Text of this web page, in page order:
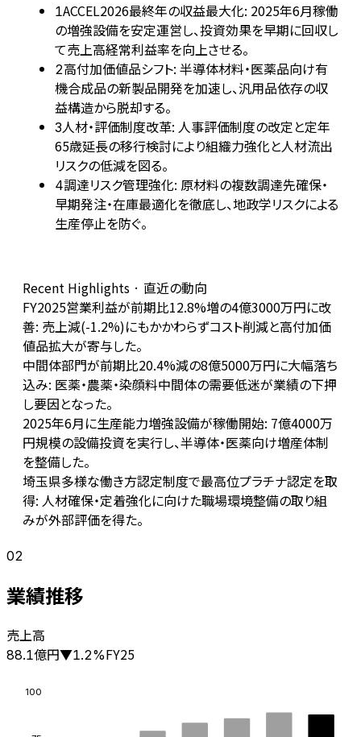
1ACCEL2026最終年の収益最大化: 2025年6月稼働
の増強設備を安定運営し、投資効果を早期に回収し
て売上高経常利益率を向上させる。
2高付加価値品シフト: 半導体材料・医薬品向け有
機合成品の新製品開発を加速し、汎用品依存の収
益構造から脱却する。
3人材・評価制度改革: 人事評価制度の改定と定年
65歳延長の移行検討により組織力強化と人材流出
リスクの低減を図る。
4調達リスク管理強化: 原材料の複数調達先確保・
早期発注・在庫最適化を徹底し、地政学リスクによる
生産停止を防ぐ。
Recent Highlights · 直近の動向
FY2025営業利益が前期比12.8%増の4億3000万円に改
善: 売上減(-1.2%)にもかかわらずコスト削減と高付加価
値品拡大が寄与した。
中間体部門が前期比20.4%減の8億5000万円に大幅落ち
込み: 医薬・農薬・染顔料中間体の需要低迷が業績の下押
し要因となった。
2025年6月に生産能力増強設備が稼働開始: 7億4000万
円規模の設備投資を実行し、半導体・医薬向け増産体制
を整備した。
埼玉県多様な働き方認定制度で最高位プラチナ認定を取
得: 人材確保・定着強化に向けた職場環境整備の取り組
みが外部評価を得た。
02
業績推移
売上高
88.1億円▼1.2%FY25
100